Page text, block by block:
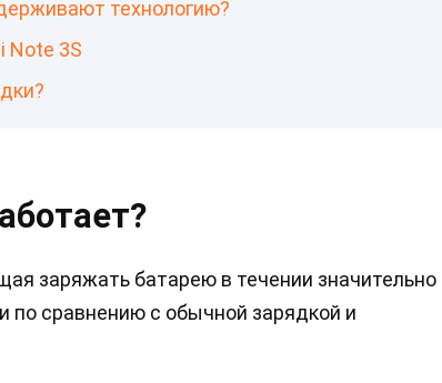
технологию?
Note 3S
заряжать батарею в течении значительно
по сравнению с обычной зарядкой и